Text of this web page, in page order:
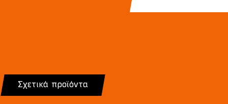
Σχετικά προϊόντα